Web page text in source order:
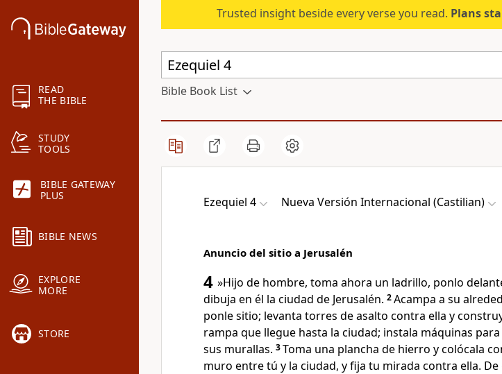
READ
THE BIBLE
STUDY
TOOLS
BIBLE GATEWAY
PLUS
BIBLE NEWS
EXPLORE
MORE
STORE
Trusted insight beside every verse you read. Plans
Bible Book List
Ezequiel 4 Nueva Versión Internacional (Castilian)
Anuncio del sitio a Jerusalén
4 »Hijo de hombre, toma ahora un ladrillo, ponlo
dibuja en él la ciudad de Jerusalén. 2Acampa a su
ponle sitio; levanta torres de asalto contra ella y
rampa que llegue hasta la ciudad; instala máquinas
sus murallas. 3Toma una plancha de hierro y colócala
muro entre tú y la ciudad, y fija tu mirada contra ella. De